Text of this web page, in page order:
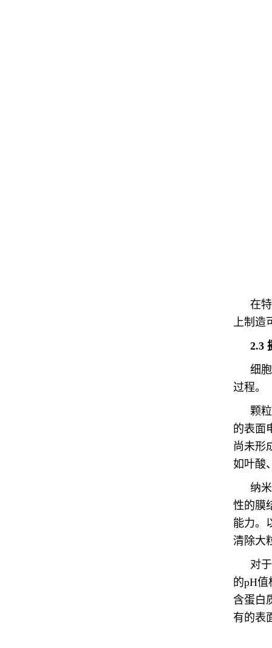
在
上制造
2.3
细
过程。
颗
的表面
尚未形
如叶酸
纳
性的膜
能力。
清除大
对
的pH
含蛋白
有的表